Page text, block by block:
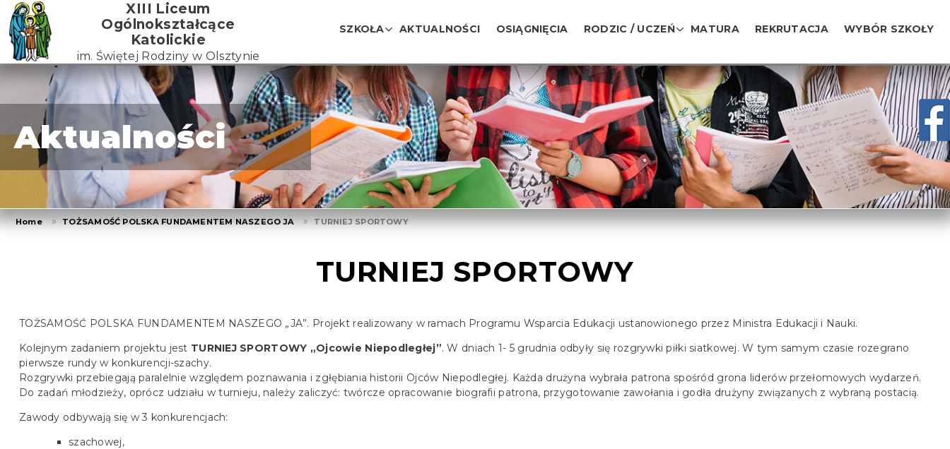
Skip
to
the
content
XIII Liceum
Ogólnokształcące
Katolickie
im. Świętej Rodziny w Olsztynie
SZKOŁA AKTUALNOŚCI OSIĄGNIĘCIA RODZIC / UCZEŃ MATURA REKRUTACJA WYBÓR SZKOŁY
Aktualności
Home TOŻSAMOŚĆ POLSKA FUNDAMENTEM NASZEGO JA TURNIEJ SPORTOWY
TURNIEJ SPORTOWY
TOŻSAMOŚĆ POLSKA FUNDAMENTEM NASZEGO „JA”. Projekt realizowany w ramach Programu Wsparcia Edukacji ustanowionego przez Ministra Edukacji i Nauki.
Kolejnym zadaniem projektu jest TURNIEJ SPORTOWY „Ojcowie Niepodległej”. W dniach 1- 5 grudnia odbyły się rozgrywki piłki siatkowej. W tym samym czasie rozegrano
pierwsze rundy w konkurencji-szachy.
Rozgrywki przebiegają paralelnie względem poznawania i zgłębiania historii Ojców Niepodległej. Każda drużyna wybrała patrona spośród grona liderów przełomowych wydarzeń.
Do zadań młodzieży, oprócz udziału w turnieju, należy zaliczyć: twórcze opracowanie biografii patrona, przygotowanie zawołania i godła drużyny związanych z wybraną postacią.
Zawody odbywają się w 3 konkurencjach:
szachowej,